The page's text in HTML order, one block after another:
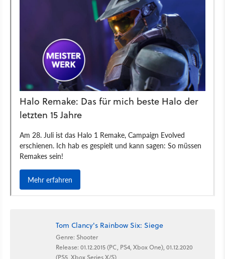
Tom Clancy's Rainbow Six: Siege
Genre: Shooter
Release: 01.12.2015 (PC, PS4, Xbox One), 01.12.2020